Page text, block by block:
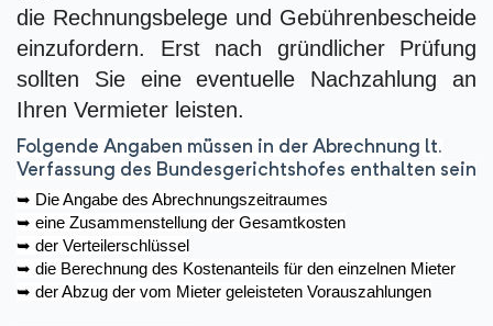
die Rechnungsbelege und Gebührenbescheide
einzufordern. Erst nach gründlicher Prüfung
sollten Sie eine eventuelle Nachzahlung an
Ihren Vermieter leisten.
Folgende Angaben müssen in der Abrechnung lt.
Verfassung des Bundesgerichtshofes enthalten sein
➥ Die Angabe des Abrechnungszeitraumes
➥ eine Zusammenstellung der Gesamtkosten
➥ der Verteilerschlüssel
➥ die Berechnung des Kostenanteils für den einzelnen Mieter
➥ der Abzug der vom Mieter geleisteten Vorauszahlungen